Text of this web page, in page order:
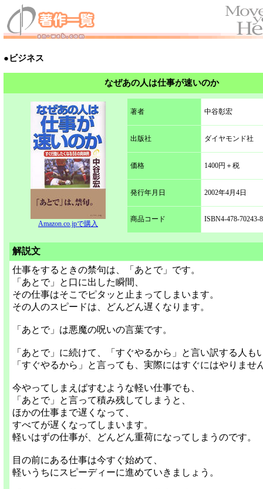
●ビジネス
なぜあの人は仕事が速いのか
Amazon.co.jpで購入
著者 中谷彰宏
出版社 ダイヤモンド社
価格 1400円＋税
発行年月日 2002年4月4日
商品コード ISBN4-478-70243-8
解説文
仕事をするときの禁句は、「あとで」です。
「あとで」と口に出した瞬間、
その仕事はそこでピタッと止まってしまいます。
その人のスピードは、どんどん遅くなります。
「あとで」は悪魔の呪いの言葉です。
「あとで」に続けて、「すぐやるから」と言い訳する人も
「すぐやるから」と言っても、実際にはすぐにはやりませ
今やってしまえばすむような軽い仕事でも、
「あとで」と言って積み残してしまうと、
ほかの仕事まで遅くなって、
すべてが遅くなってしまいます。
軽いはずの仕事が、どんどん重荷になってしまうのです。
目の前にある仕事は今すぐ始めて、
軽いうちにスピーディーに進めていきましょう。